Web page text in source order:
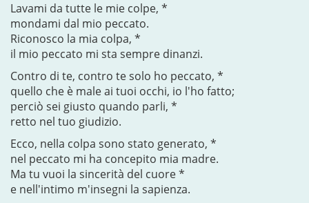
Lavami da tutte le mie colpe, *
mondami dal mio peccato.
Riconosco la mia colpa, *
il mio peccato mi sta sempre dinanzi.
Contro di te, contro te solo ho peccato, *
quello che è male ai tuoi occhi, io l'ho fatto;
perciò sei giusto quando parli, *
retto nel tuo giudizio.
Ecco, nella colpa sono stato generato, *
nel peccato mi ha concepito mia madre.
Ma tu vuoi la sincerità del cuore *
e nell'intimo m'insegni la sapienza.